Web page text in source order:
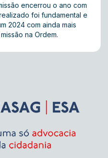
encerrou o ano com
foi fundamental e
2024 com ainda mais
na Ordem.